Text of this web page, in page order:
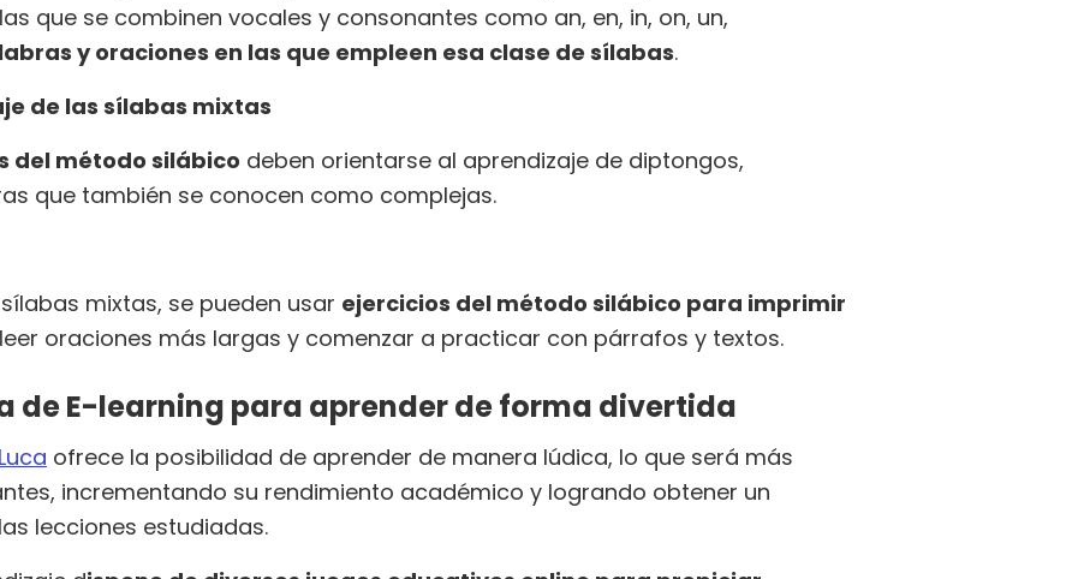
que se combinen vocales y consonantes como an, en, in, on, un,
y oraciones en las que empleen esa clase de sílabas.
de las sílabas mixtas
del método silábico deben orientarse al aprendizaje de diptongos,
que también se conocen como complejas.
mixtas, se pueden usar ejercicios del método silábico para imprimir
oraciones más largas y comenzar a practicar con párrafos y textos.
de E-learning para aprender de forma divertida
ofrece la posibilidad de aprender de manera lúdica, lo que será más
incrementando su rendimiento académico y logrando obtener un
lecciones estudiadas.